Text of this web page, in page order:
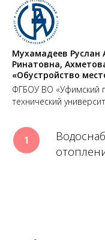
Мухамадеев Руслан
Ринатовна,
«Обустройство
ФГБОУ ВО «Уфимский
технический